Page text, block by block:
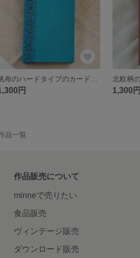
円 1,300円
品一覧
作品販売について
minneで売りたい
食品販売
ヴィンテージ販売
ダウンロード販売